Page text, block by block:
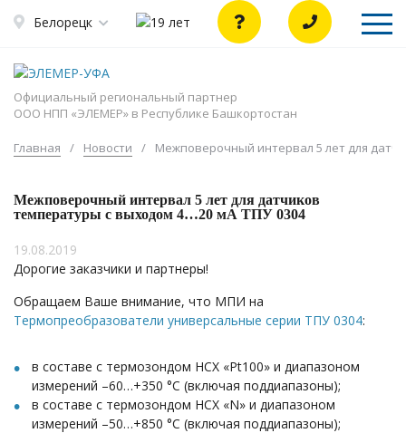
Белорецк
Официальный региональный партнер
ООО НПП «ЭЛЕМЕР» в Республике Башкортостан
Главная / Новости / Межповерочный интервал 5 лет для
Межповерочный интервал 5 лет для датчиков
температуры с выходом 4…20 мА ТПУ 0304
19.08.2019
Дорогие заказчики и партнеры!
Обращаем Ваше внимание, что МПИ на
Термопреобразователи универсальные серии ТПУ 0304:
в составе с термозондом НСХ «Pt100» и диапазоном
измерений –60…+350 °С (включая поддиапазоны);
в составе с термозондом НСХ «N» и диапазоном
измерений –50…+850 °С (включая поддиапазоны);